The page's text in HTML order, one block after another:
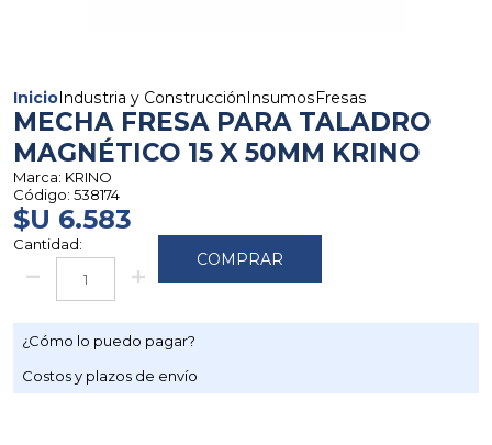
Inicio Industria y Construcción Insumos Fresas
MECHA FRESA PARA TALADRO
MAGNÉTICO 15 X 50MM KRINO
Marca: KRINO
Código: 538174
$U 6.583
Cantidad:
COMPRAR
¿Cómo lo puedo pagar?
Costos y plazos de envío